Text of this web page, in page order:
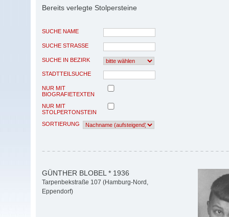
Bereits verlegte Stolpersteine
SUCHE NAME
SUCHE STRASSE
SUCHE IN BEZIRK
STADTTEILSUCHE
NUR MIT
BIOGRAFIETEXTEN
NUR MIT
STOLPERTONSTEIN
SORTIERUNG
GÜNTHER BLOBEL * 1936
Tarpenbekstraße 107 (Hamburg-Nord,
Eppendorf)